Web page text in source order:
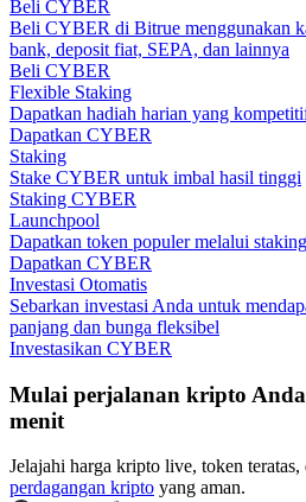
Strategi perdagangan
Pelajari cara untuk tetap
Menghasilkan
Beli CYBER
Beli CYBER di Bitrue menggunakan
bank, deposit fiat, SEPA, dan lainnya
Beli CYBER
Flexible Staking
Dapatkan hadiah harian yang
Dapatkan CYBER
Staking
Stake CYBER untuk imbal hasil tinggi
Staking CYBER
Launchpool
Dapatkan token populer melalui
Dapatkan CYBER
Investasi Otomatis
Sebarkan investasi Anda untuk
panjang dan bunga fleksibel
Investasikan CYBER
Mulai perjalanan kripto
menit
Jelajahi harga kripto live, token teratas,
perdagangan kripto yang aman.